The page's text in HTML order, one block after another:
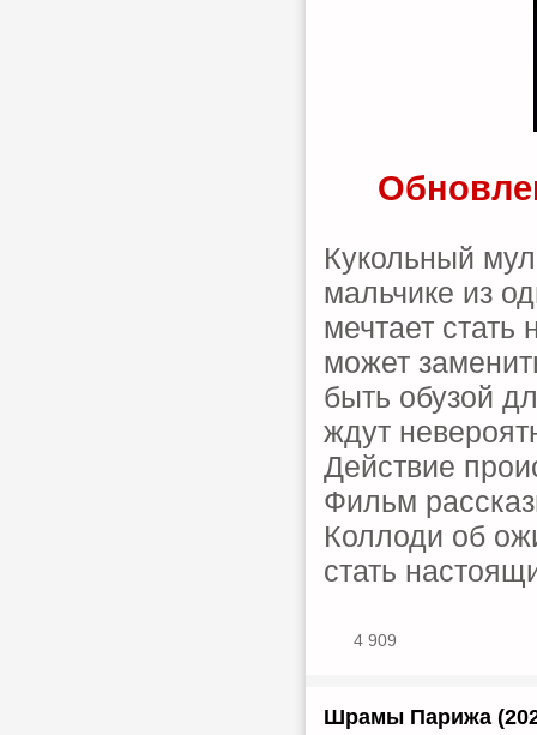
Кукольный
мальчике из
мечтает стать
может
быть обузой
ждут
Действие
Фильм
Коллоди об
стать
4 909
Шрамы Парижа